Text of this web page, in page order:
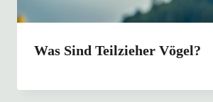
Was Sind Teilzieher Vögel?